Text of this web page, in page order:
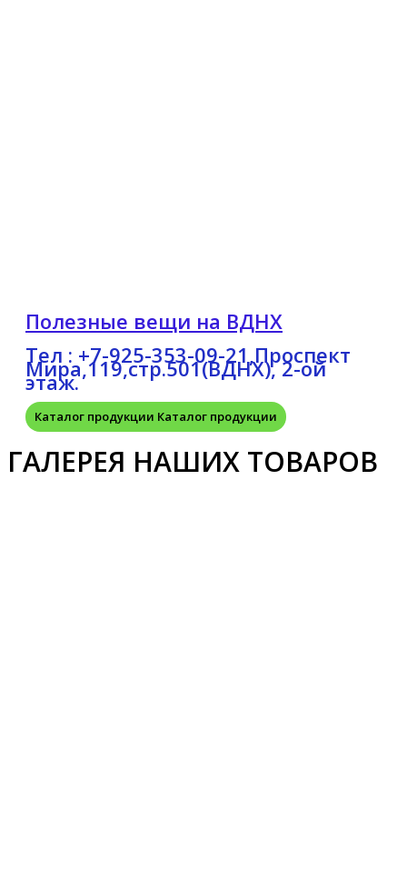
Полезные вещи на ВДНХ
Тел : +7-925-353-09-21,Проспект
Мира,119,стр.501(ВДНХ), 2-ой
этаж.
Каталог продукции Каталог продукции
ГАЛЕРЕЯ НАШИХ ТОВАРОВ